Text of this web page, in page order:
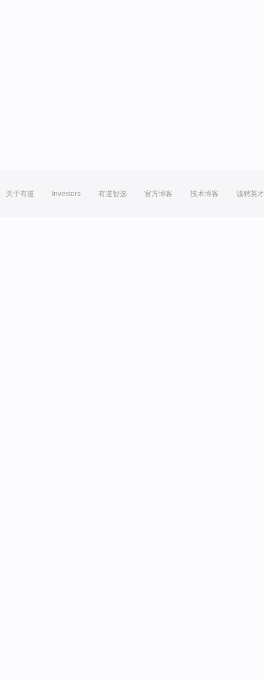
关于有道 Investors 有道智选 官方博客 技术博客 诚聘英才